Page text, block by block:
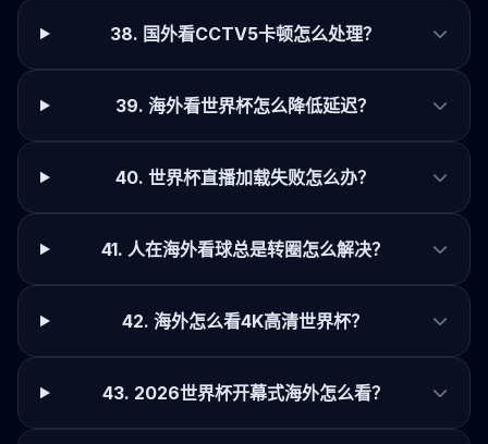
38. 国外看CCTV5卡顿怎么处理？
39. 海外看世界杯怎么降低延迟？
40. 世界杯直播加载失败怎么办？
41. 人在海外看球总是转圈怎么解决？
42. 海外怎么看4K高清世界杯？
43. 2026世界杯开幕式海外怎么看？